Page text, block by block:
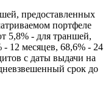
предоставленных
портфеле
5,8% - для траншей,
- 12 месяцев, 68,6% - 24
с даты выдачи на
срок до